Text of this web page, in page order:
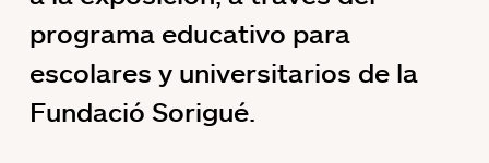
programa educativo para
escolares y universitarios de la
Fundació Sorigué.